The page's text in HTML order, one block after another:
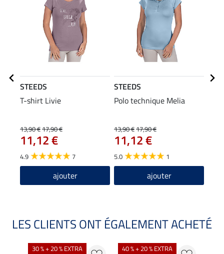
STEEDS
T-shirt Livie
13,90 €17,90 €
11,12 €
4.9 7
ajouter
STEEDS
Polo technique Melia
13,90 €17,90 €
11,12 €
5.0 1
ajouter
LES CLIENTS ONT ÉGALEMENT ACHETÉ
30 % + 20 % EXTRA 40 % + 20 % EXTRA